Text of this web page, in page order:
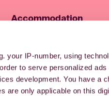
your IP-number, using
to serve personalized ads
development. You have a
are only applicable on this
Accommodation
About Checkin
About us